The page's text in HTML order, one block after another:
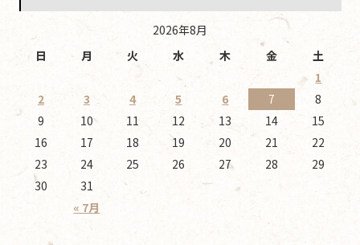
2026年8月
日
月 火 水 木 金 土
« 7月
1
2
3 4 5 6 7
8
9
10 11 12 13 14
15
16
17 18 19 20 21
22
23
24 25 26 27 28
29
30
31